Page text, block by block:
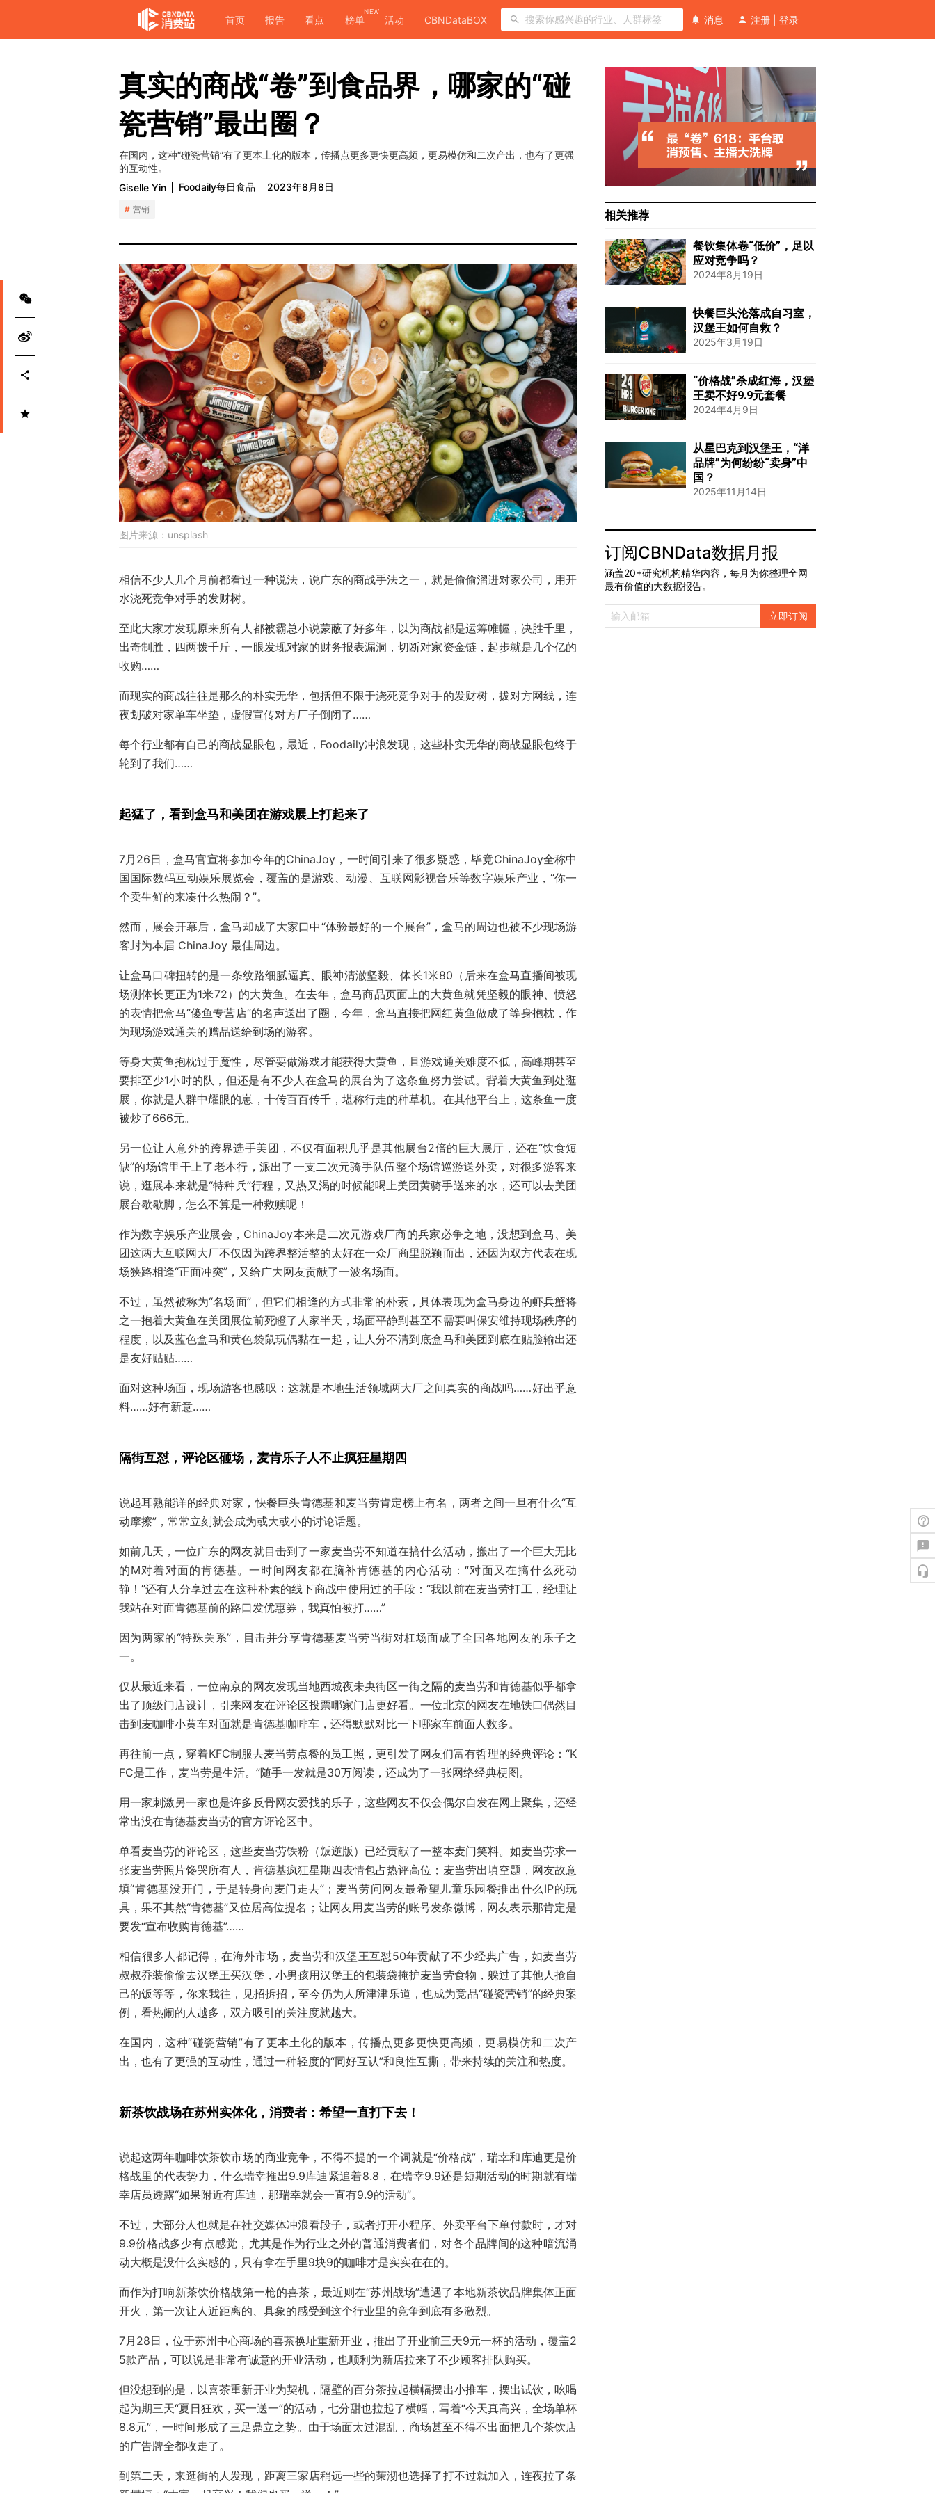
首页 报告 看点 榜单
NEW
活动 CBNDataBOX 消息 注册 登录
真实的商战“卷”到食品界，哪家的“碰
瓷营销”最出圈？
在国内，这种“碰瓷营销”有了更本土化的版本，传播点更多更快更高频，更易模仿和二次产出，也有了更强
的互动性。
Giselle Yin
Foodaily每日食品 2023年8月8日
营销
图片来源： unsplash
相信不少人几个月前都看过一种说法，说广东的商战手法之一，就是偷偷溜进对家公司，用开
水浇死竞争对手的发财树。
至此大家才发现原来所有人都被霸总小说蒙蔽了好多年，以为商战都是运筹帷幄，决胜千里，
出奇制胜，四两拨千斤，一眼发现对家的财务报表漏洞，切断对家资金链，起步就是几个亿的
收购……
而现实的商战往往是那么的朴实无华，包括但不限于浇死竞争对手的发财树，拔对方网线，连
夜划破对家单车坐垫，虚假宣传对方厂子倒闭了……
每个行业都有自己的商战显眼包，最近，Foodaily冲浪发现，这些朴实无华的商战显眼包终于
轮到了我们……
起猛了，看到盒马和美团在游戏展上打起来了
7月26日，盒马官宣将参加今年的ChinaJoy，一时间引来了很多疑惑，毕竟ChinaJoy全称中
国国际数码互动娱乐展览会，覆盖的是游戏、动漫、互联网影视音乐等数字娱乐产业，“你一
个卖生鲜的来凑什么热闹？”。
然而，展会开幕后，盒马却成了大家口中“体验最好的一个展台”，盒马的周边也被不少现场游
客封为本届 ChinaJoy 最佳周边。
让盒马口碑扭转的是一条纹路细腻逼真、眼神清澈坚毅、体长1米80（后来在盒马直播间被现
场测体长更正为1米72）的大黄鱼。在去年，盒马商品页面上的大黄鱼就凭坚毅的眼神、愤怒
的表情把盒马“傻鱼专营店”的名声送出了圈，今年，盒马直接把网红黄鱼做成了等身抱枕，作
为现场游戏通关的赠品送给到场的游客。
等身大黄鱼抱枕过于魔性，尽管要做游戏才能获得大黄鱼，且游戏通关难度不低，高峰期甚至
要排至少1小时的队，但还是有不少人在盒马的展台为了这条鱼努力尝试。背着大黄鱼到处逛
展，你就是人群中耀眼的崽，十传百百传千，堪称行走的种草机。在其他平台上，这条鱼一度
被炒了666元。
另一位让人意外的跨界选手美团，不仅有面积几乎是其他展台2倍的巨大展厅，还在“饮食短
缺”的场馆里干上了老本行，派出了一支二次元骑手队伍整个场馆巡游送外卖，对很多游客来
说，逛展本来就是“特种兵”行程，又热又渴的时候能喝上美团黄骑手送来的水，还可以去美团
展台歇歇脚，怎么不算是一种救赎呢！
作为数字娱乐产业展会，ChinaJoy本来是二次元游戏厂商的兵家必争之地，没想到盒马、美
团这两大互联网大厂不仅因为跨界整活整的太好在一众厂商里脱颖而出，还因为双方代表在现
场狭路相逢“正面冲突”，又给广大网友贡献了一波名场面。
不过，虽然被称为“名场面”，但它们相逢的方式非常的朴素，具体表现为盒马身边的虾兵蟹将
之一抱着大黄鱼在美团展位前死瞪了人家半天，场面平静到甚至不需要叫保安维持现场秩序的
程度，以及蓝色盒马和黄色袋鼠玩偶黏在一起，让人分不清到底盒马和美团到底在贴脸输出还
是友好贴贴……
面对这种场面，现场游客也感叹：这就是本地生活领域两大厂之间真实的商战吗……好出乎意
料……好有新意……
隔街互怼，评论区砸场，麦肯乐子人不止疯狂星期四
说起耳熟能详的经典对家，快餐巨头肯德基和麦当劳肯定榜上有名，两者之间一旦有什么“互
动摩擦”，常常立刻就会成为或大或小的讨论话题。
如前几天，一位广东的网友就目击到了一家麦当劳不知道在搞什么活动，搬出了一个巨大无比
的M对着对面的肯德基。一时间网友都在脑补肯德基的内心活动：“对面又在搞什么死动
静！”还有人分享过去在这种朴素的线下商战中使用过的手段：“我以前在麦当劳打工，经理让
我站在对面肯德基前的路口发优惠券，我真怕被打……”
因为两家的“特殊关系”，目击并分享肯德基麦当劳当街对杠场面成了全国各地网友的乐子之
一。
仅从最近来看，一位南京的网友发现当地西城夜未央街区一街之隔的麦当劳和肯德基似乎都拿
出了顶级门店设计，引来网友在评论区投票哪家门店更好看。一位北京的网友在地铁口偶然目
击到麦咖啡小黄车对面就是肯德基咖啡车，还得默默对比一下哪家车前面人数多。
再往前一点，穿着KFC制服去麦当劳点餐的员工照，更引发了网友们富有哲理的经典评论：“K
FC是工作，麦当劳是生活。”随手一发就是30万阅读，还成为了一张网络经典梗图。
用一家刺激另一家也是许多反骨网友爱找的乐子，这些网友不仅会偶尔自发在网上聚集，还经
常出没在肯德基麦当劳的官方评论区中。
单看麦当劳的评论区，这些麦当劳铁粉（叛逆版）已经贡献了一整本麦门笑料。如麦当劳求一
张麦当劳照片馋哭所有人，肯德基疯狂星期四表情包占热评高位；麦当劳出填空题，网友故意
填“肯德基没开门，于是转身向麦门走去”；麦当劳问网友最希望儿童乐园餐推出什么IP的玩
具，果不其然“肯德基”又位居高位提名；让网友用麦当劳的账号发条微博，网友表示那肯定是
要发“宣布收购肯德基”……
相信很多人都记得，在海外市场，麦当劳和汉堡王互怼50年贡献了不少经典广告，如麦当劳
叔叔乔装偷偷去汉堡王买汉堡，小男孩用汉堡王的包装袋掩护麦当劳食物，躲过了其他人抢自
己的饭等等，你来我往，见招拆招，至今仍为人所津津乐道，也成为竞品“碰瓷营销”的经典案
例，看热闹的人越多，双方吸引的关注度就越大。
在国内，这种“碰瓷营销”有了更本土化的版本，传播点更多更快更高频，更易模仿和二次产
出，也有了更强的互动性，通过一种轻度的“同好互认”和良性互撕，带来持续的关注和热度。
新茶饮战场在苏州实体化，消费者：希望一直打下去！
说起这两年咖啡饮茶饮市场的商业竞争，不得不提的一个词就是“价格战”，瑞幸和库迪更是价
格战里的代表势力，什么瑞幸推出9.9库迪紧追着8.8，在瑞幸9.9还是短期活动的时期就有瑞
幸店员透露“如果附近有库迪，那瑞幸就会一直有9.9的活动”。
不过，大部分人也就是在社交媒体冲浪看段子，或者打开小程序、外卖平台下单付款时，才对
9.9价格战多少有点感觉，尤其是作为行业之外的普通消费者们，对各个品牌间的这种暗流涌
动大概是没什么实感的，只有拿在手里9块9的咖啡才是实实在在的。
而作为打响新茶饮价格战第一枪的喜茶，最近则在“苏州战场”遭遇了本地新茶饮品牌集体正面
开火，第一次让人近距离的、具象的感受到这个行业里的竞争到底有多激烈。
7月28日，位于苏州中心商场的喜茶换址重新开业，推出了开业前三天9元一杯的活动，覆盖2
5款产品，可以说是非常有诚意的开业活动，也顺利为新店拉来了不少顾客排队购买。
但没想到的是，以喜茶重新开业为契机，隔壁的百分茶拉起横幅摆出小推车，摆出试饮，吆喝
起为期三天“夏日狂欢，买一送一”的活动，七分甜也拉起了横幅，写着“今天真高兴，全场单杯
8.8元”，一时间形成了三足鼎立之势。由于场面太过混乱，商场甚至不得不出面把几个茶饮店
的广告牌全都收走了。
到第二天，来逛街的人发现，距离三家店稍远一些的茉沏也选择了打不过就加入，连夜拉了条
相关推荐
餐饮集体卷“低价”，足以
应对竞争吗？
2024年8月19日
快餐巨头沦落成自习室，
汉堡王如何自救？
2025年3月19日
“价格战”杀成红海，汉堡
王卖不好9.9元套餐
2024年4月9日
从星巴克到汉堡王，“洋
品牌”为何纷纷“卖身”中
国？
2025年11月14日
订阅CBNData数据月报
涵盖20+研究机构精华内容，每月为你整理全网
最有价值的大数据报告。
立即订阅